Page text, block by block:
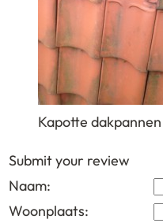
Kapotte dakpannen
Submit your review
Naam:
Woonplaats: